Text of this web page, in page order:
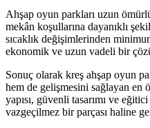
Ahşap oyun parkları uzun
mekân koşullarına dayanıklı
sıcaklık değişimlerinden
ekonomik ve uzun vadeli bir
Sonuç olarak kreş ahşap oyun
hem de gelişmesini sağlayan en
yapısı, güvenli tasarımı ve
vazgeçilmez bir parçası haline